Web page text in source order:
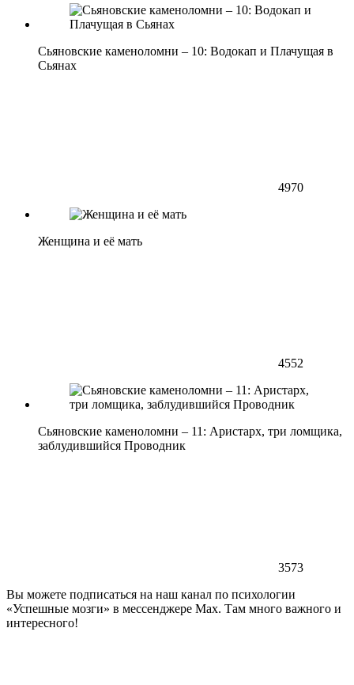
Сьяновские каменоломни – 10: Водокап и Плачущая в
Сьянах
4970
Женщина и её мать
4552
Сьяновские каменоломни – 11: Аристарх, три ломщика,
заблудившийся Проводник
3573
Вы можете подписаться на наш канал по психологии
«Успешные мозги» в мессенджере Max. Там много важного и
интересного!